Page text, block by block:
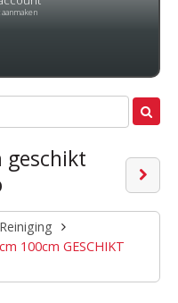
geschikt
Reiniging
100cm GESCHIKT